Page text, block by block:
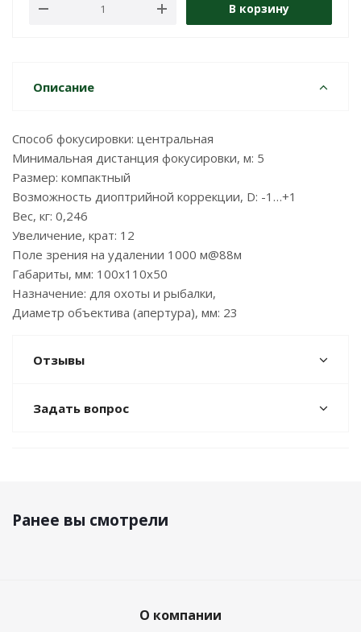
В корзину
Описание
Способ фокусировки: центральная
Минимальная дистанция фокусировки, м: 5
Размер: компактный
Возможность диоптрийной коррекции, D: -1…+1
Вес, кг: 0,246
Увеличение, крат: 12
Поле зрения на удалении 1000 м@88м
Габариты, мм: 100х110х50
Назначение: для охоты и рыбалки,
Диаметр объектива (апертура), мм: 23
Отзывы
Задать вопрос
Ранее вы смотрели
О компании